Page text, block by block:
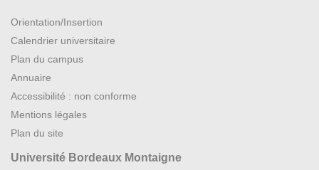
Orientation/Insertion
Calendrier universitaire
Plan du campus
Annuaire
Accessibilité : non conforme
Mentions légales
Plan du site
Université Bordeaux Montaigne